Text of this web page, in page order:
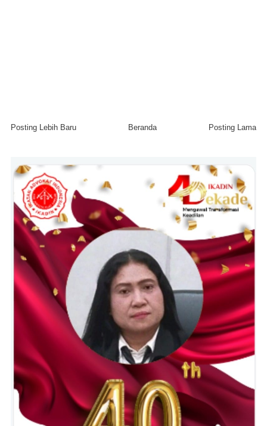
Posting Lebih Baru Posting Lama
Beranda